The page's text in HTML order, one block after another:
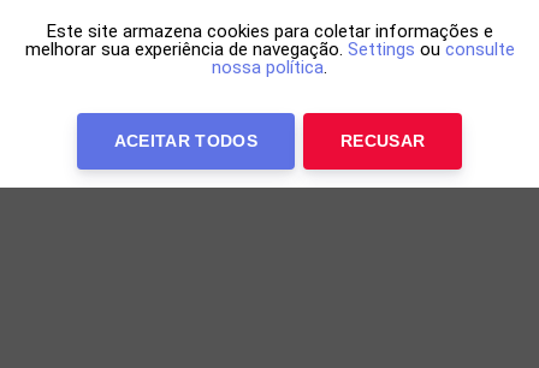
Este site armazena cookies para coletar informações e
melhorar sua experiência de navegação. Settings ou consulte
nossa política.
ACEITAR TODOS RECUSAR